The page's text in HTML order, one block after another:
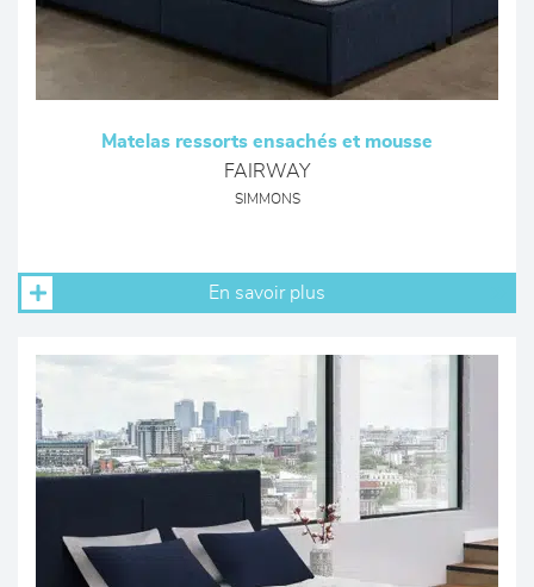
Matelas ressorts ensachés et mousse
FAIRWAY
SIMMONS
En savoir plus